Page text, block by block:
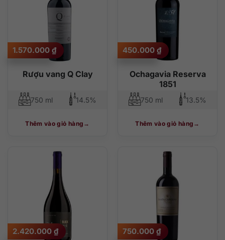
Rượu vang Q Clay
1.570.000 ₫
750 ml 14.5%
Thêm vào giỏ hàng
Ochagavia Reserva
1851
450.000 ₫
750 ml 13.5%
Thêm vào giỏ hàng
2.420.000 ₫ 750.000 ₫